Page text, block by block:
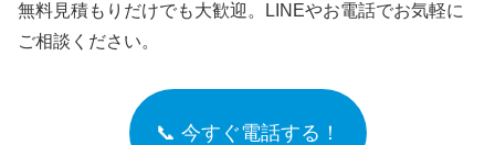
無料見積もりだけでも大歓迎。LINEやお電話でお気軽に
ご相談ください。
📞 今すぐ電話する！